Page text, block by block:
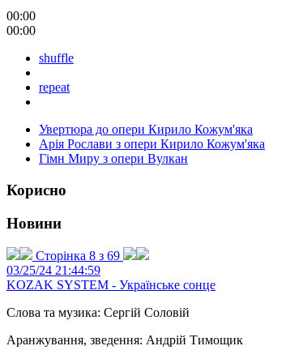
00:00
00:00
shuffle
repeat
Увертюра до опери Кирило Кожум'яка
Арія Рослави з опери Кирило Кожум'яка
Гімн Миру з опери Вулкан
Корисно
Новини
Сторінка 8 з 69
03/25/24 21:44:59
KOZAK SYSTEM - Українське сонце
Слова та музика: Сергій Соловій
Аранжування, зведення: Андрій Тимощик